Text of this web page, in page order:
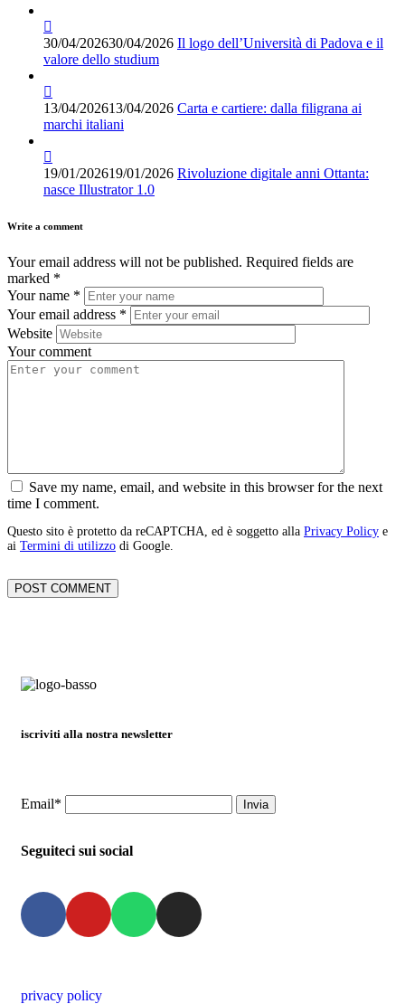
30/04/202630/04/2026 Il logo dell’Università di Padova e il
valore dello studium
13/04/202613/04/2026 Carta e cartiere: dalla filigrana ai
marchi italiani
19/01/202619/01/2026 Rivoluzione digitale anni Ottanta:
nasce Illustrator 1.0
Write a comment
Your email address will not be published. Required fields are
marked *
Your name *
Your email address *
Website
Your comment
Save my name, email, and website in this browser for the next
time I comment.
Questo sito è protetto da reCAPTCHA, ed è soggetto alla Privacy Policy e
ai Termini di utilizzo di Google.
iscriviti alla nostra newsletter
Email*
Seguiteci sui social
privacy policy